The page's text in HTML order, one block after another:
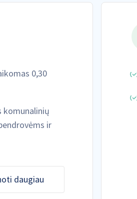
0,30
komunalinių
ir
daugiau